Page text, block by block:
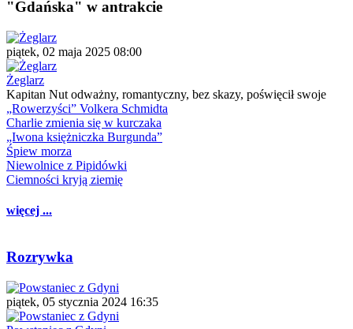
"Gdańska" w antrakcie
piątek, 02 maja 2025 08:00
Żeglarz
Kapitan Nut odważny, romantyczny, bez skazy, poświęcił swoje
„Rowerzyści” Volkera Schmidta
Charlie zmienia się w kurczaka
„Iwona księżniczka Burgunda”
Śpiew morza
Niewolnice z Pipidówki
Ciemności kryją ziemię
więcej ...
Rozrywka
piątek, 05 stycznia 2024 16:35